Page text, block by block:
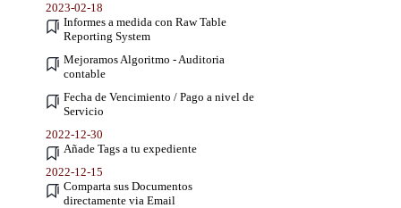
2023-02-18
Informes a medida con Raw Table
Reporting System
Mejoramos Algoritmo - Auditoria
contable
Fecha de Vencimiento / Pago a nivel de
Servicio
2022-12-30
Añade Tags a tu expediente
2022-12-15
Comparta sus Documentos
directamente via Email